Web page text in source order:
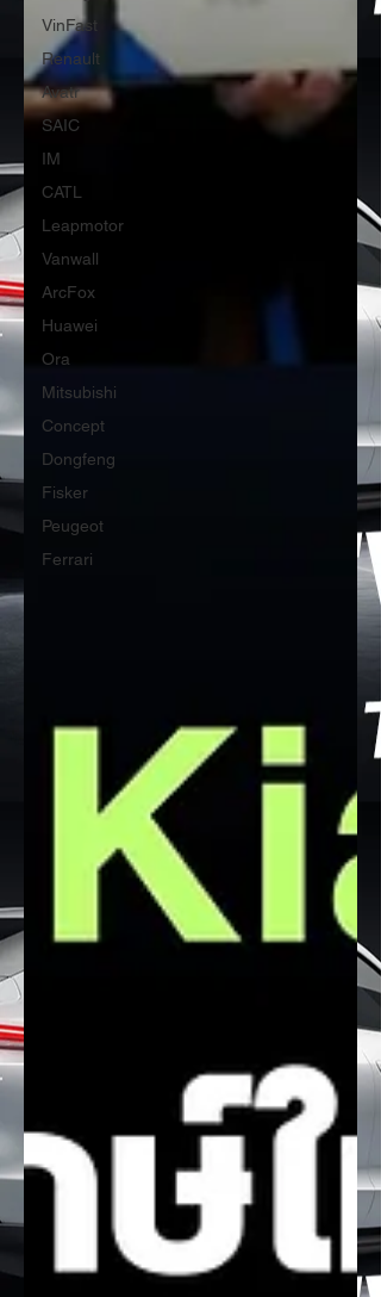
VinFast
Renault
Avatr
SAIC
IM
CATL
Leapmotor
Vanwall
ArcFox
Huawei
Ora
Mitsubishi
Concept
Dongfeng
Fisker
Peugeot
Ferrari